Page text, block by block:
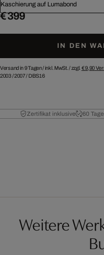
Kaschierung auf Lumabond
€ 399
IN DEN
Versand in 9 Tagen /inkl. MwSt. / zzgl. € 9,90
2003/2007/ DBS16
Zertifikat inklusive 60
Weitere